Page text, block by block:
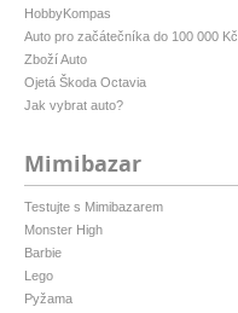
HobbyKompas
Auto pro začátečníka do 100 000 Kč
Zboží Auto
Ojetá Škoda Octavia
Jak vybrat auto?
Mimibazar
Testujte s Mimibazarem
Monster High
Barbie
Lego
Pyžama